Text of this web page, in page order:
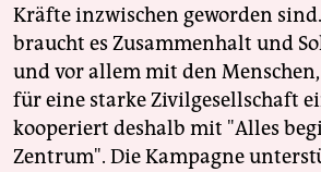
Kräfte inzwischen geworden
braucht es Zusammenhalt und
und vor allem mit den
für eine starke Zivilgesellschaft
kooperiert deshalb mit "Alles
Zentrum". Die Kampagne